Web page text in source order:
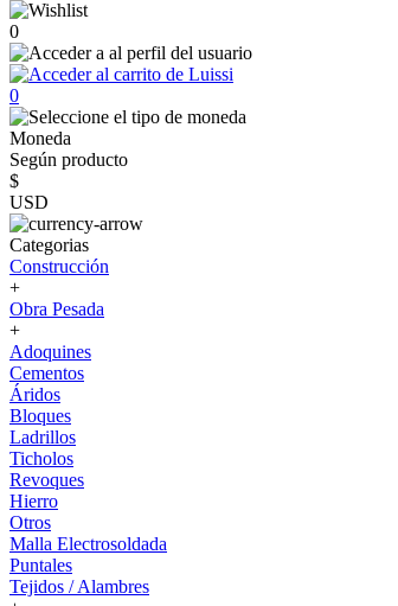
0
0
Moneda
Según producto
$
USD
Categorias
Construcción
+
Obra Pesada
+
Adoquines
Cementos
Áridos
Bloques
Ladrillos
Ticholos
Revoques
Hierro
Otros
Malla Electrosoldada
Puntales
Tejidos / Alambres